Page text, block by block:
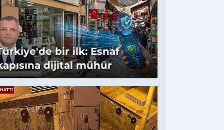
bir ilk: Esnaf
dijital mühür